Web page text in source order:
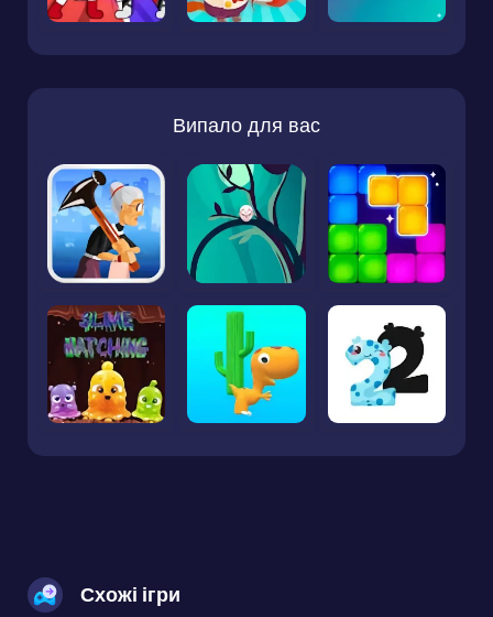
Випало для вас
Схожі ігри